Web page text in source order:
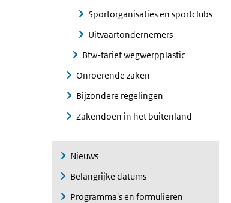
Sportorganisaties en sportclubs
Uitvaartondernemers
Btw-tarief wegwerpplastic
Onroerende zaken
Bijzondere regelingen
Zakendoen in het buitenland
Nieuws
Belangrijke datums
Programma's en formulieren